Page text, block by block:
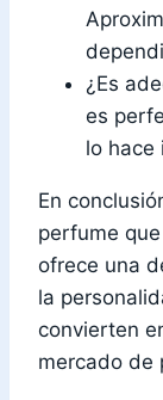
¿Es
es
lo hace
En
perfume
ofrece una
la
convierten
mercado de